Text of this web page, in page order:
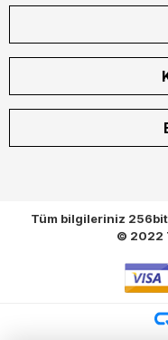
Tüm bilgileriniz 256bit
© 2022